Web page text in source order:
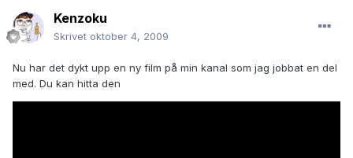
Kenzoku
Skrivet oktober 4, 2009
Nu har det dykt upp en ny film på min kanal som jag jobbat en del
med. Du kan hitta den